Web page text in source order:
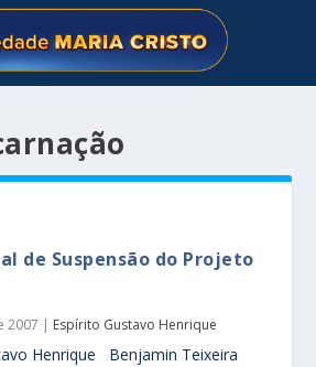
de Suspensão do Projeto
2007 | Espírito Gustavo Henrique
Henrique Benjamin Teixeira